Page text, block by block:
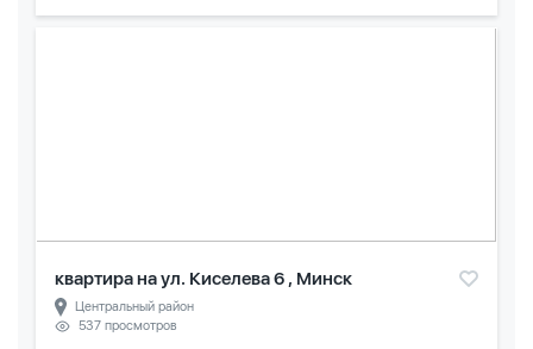
квартира на ул. Киселева 6 , Минск
Центральный район
537 просмотров